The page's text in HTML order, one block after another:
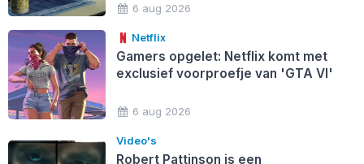
6 aug 2026
Netflix
Gamers opgelet: Netflix komt met
exclusief voorproefje van 'GTA VI'
6 aug 2026
Video's
Robert Pattinson is een